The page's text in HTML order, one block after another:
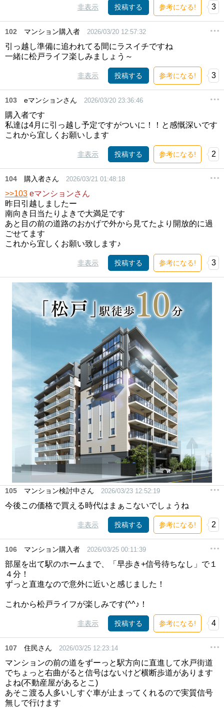
非表示 投稿する 参考になる! 3
102 マンション購入者 2026/03/20 12:57:32
引っ越し準備に追われてる間にラスイチですね
一緒に松戸ライフ楽しみましょう～
非表示 投稿する 参考になる! 3
103 eマンションさん 2026/03/20 23:36:46
購入者です
私達は4月に引っ越し予定ですがついに！！と感慨深いです
これから宜しくお願いします
非表示 投稿する 参考になる! 2
104 購入者さん 2026/03/21 01:48:18
>>103 eマンションさん
昨日引越しましたー
南向き日当たりよきで大満足です
あと目の前の道路のおかげで外から見てたより開放的に過
ごせてます
これから宜しくお願い致します♪
非表示 投稿する 参考になる! 3
105 マンション検討中さん 2026/03/23 12:52:19
今後この価格で買える時代はまぁこないでしょうね
非表示 投稿する 参考になる! 2
106 マンション購入者 2026/03/25 00:11:39
部屋を出て駅のホームまで、「早歩き+信号待ちなし」で１
４分！
ずっと直進なので意外に近いと感じました！
これから松戸ライフが楽しみです(^^♪！
非表示 投稿する 参考になる! 4
107 住民さん 2026/03/25 12:23:14
マンションの前の道をずーっと駅方向に直進して水戸街道
でちょっと右曲がると信号はないけど横断歩道があります
よね(不動産屋があるとこ)
あそこ渡る人多いしすぐ車が止まってくれるので実質信号
無しで行けます